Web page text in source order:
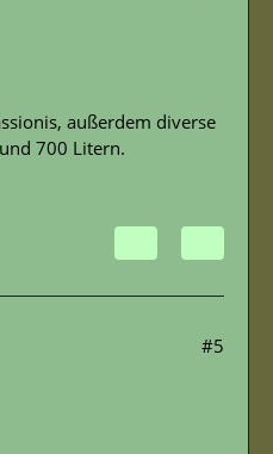
außerdem diverse
700 Litern.
#5